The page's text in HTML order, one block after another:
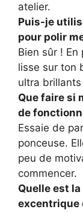
atelier.
Puis-je
pour polir
Bien sûr !
lisse sur ton
ultra
Que faire si
de
Essaie de
ponceuse.
peu de
commencer.
Quelle est
excentrique